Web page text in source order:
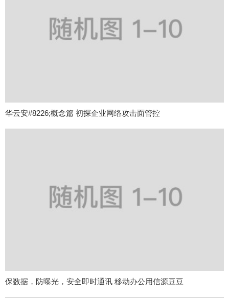
华云安#8226;概念篇 初探企业网络攻击面管控
保数据，防曝光，安全即时通讯 移动办公用信源豆豆